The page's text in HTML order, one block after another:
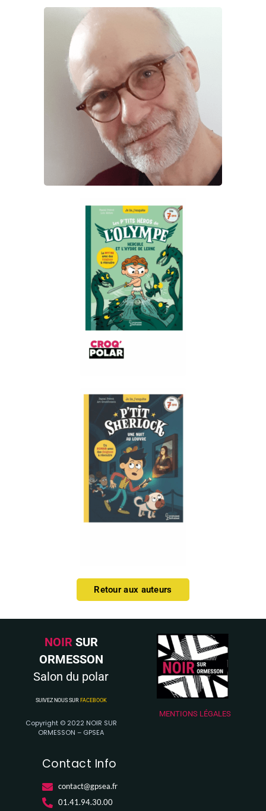
Retour aux auteurs
NOIR SUR
ORMESSON
Salon du polar
SUIVEZ NOUS SUR FACEBOOK
Copyright © 2022 NOIR SUR
ORMESSON – GPSEA
MENTIONS LÉGALES
Contact Info
contact@gpsea.fr
01.41.94.30.00